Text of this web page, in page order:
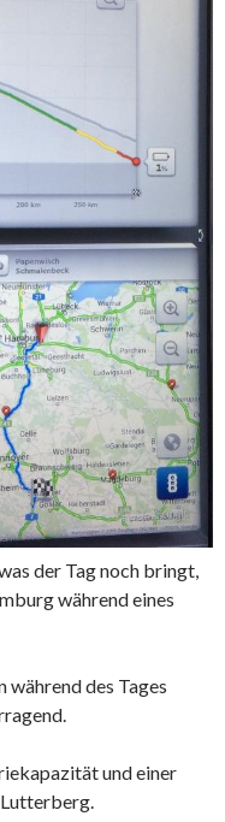
der Tag noch bringt,
während eines
während des Tages
und einer